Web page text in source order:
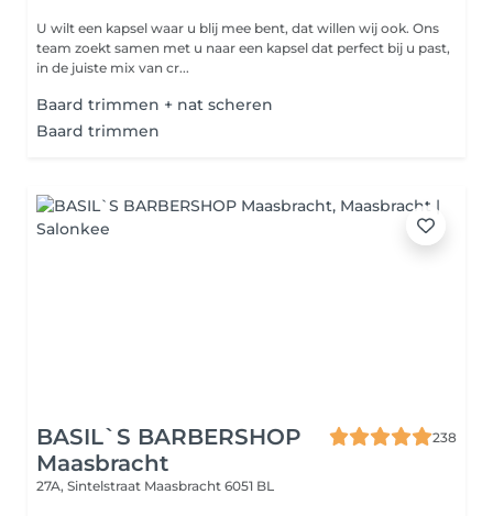
U wilt een kapsel waar u blij mee bent, dat willen wij ook. Ons
team zoekt samen met u naar een kapsel dat perfect bij u past,
in de juiste mix van cr...
Baard trimmen + nat scheren
Baard trimmen
BASIL`S BARBERSHOP
Maasbracht
238
27A, Sintelstraat Maasbracht 6051 BL